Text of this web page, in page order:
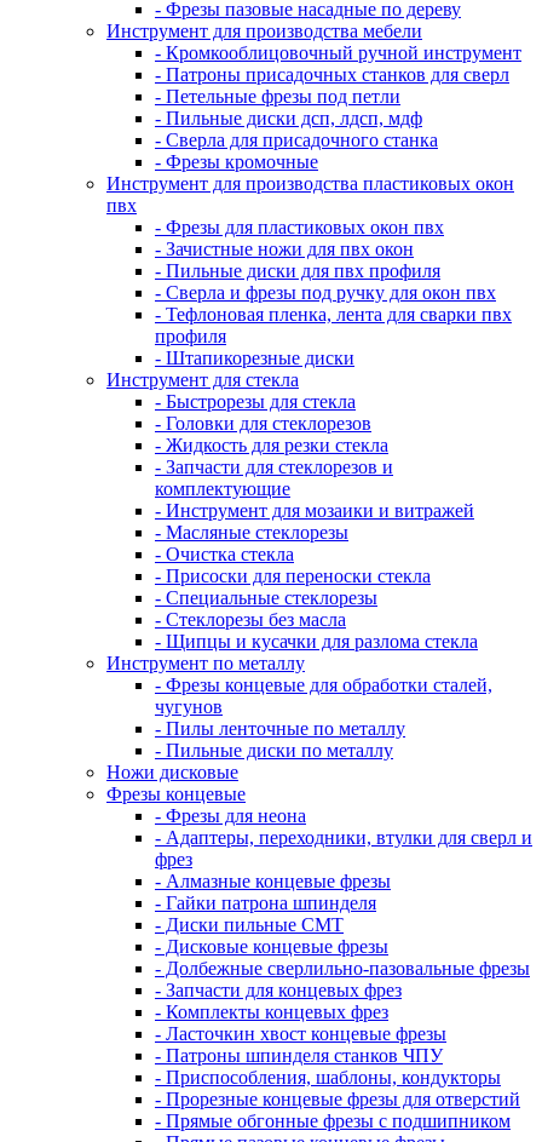
- Фрезы пазовые насадные по дереву
Инструмент для производства мебели
- Кромкооблицовочный ручной инструмент
- Патроны присадочных станков для сверл
- Петельные фрезы под петли
- Пильные диски дсп, лдсп, мдф
- Сверла для присадочного станка
- Фрезы кромочные
Инструмент для производства пластиковых окон
пвх
- Фрезы для пластиковых окон пвх
- Зачистные ножи для пвх окон
- Пильные диски для пвх профиля
- Сверла и фрезы под ручку для окон пвх
- Тефлоновая пленка, лента для сварки пвх
профиля
- Штапикорезные диски
Инструмент для стекла
- Быстрорезы для стекла
- Головки для стеклорезов
- Жидкость для резки стекла
- Запчасти для стеклорезов и
комплектующие
- Инструмент для мозаики и витражей
- Масляные стеклорезы
- Очистка стекла
- Присоски для переноски стекла
- Специальные стеклорезы
- Стеклорезы без масла
- Щипцы и кусачки для разлома стекла
Инструмент по металлу
- Фрезы концевые для обработки сталей,
чугунов
- Пилы ленточные по металлу
- Пильные диски по металлу
Ножи дисковые
Фрезы концевые
- Фрезы для неона
- Адаптеры, переходники, втулки для сверл и
фрез
- Алмазные концевые фрезы
- Гайки патрона шпинделя
- Диски пильные CMT
- Дисковые концевые фрезы
- Долбежные сверлильно-пазовальные фрезы
- Запчасти для концевых фрез
- Комплекты концевых фрез
- Ласточкин хвост концевые фрезы
- Патроны шпинделя станков ЧПУ
- Приспособления, шаблоны, кондукторы
- Прорезные концевые фрезы для отверстий
- Прямые обгонные фрезы с подшипником